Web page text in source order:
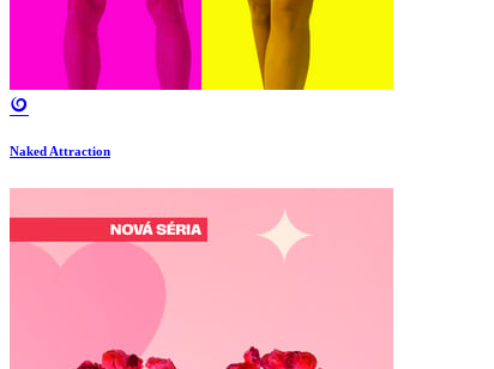
Naked Attraction